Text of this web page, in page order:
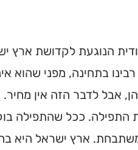
הנוגעת לקדושת ארץ
בתחינה, מפני שהוא
בהן, אבל לדבר הזה אין
התפילה. ככל שהתפילה
ארץ ישראל היא